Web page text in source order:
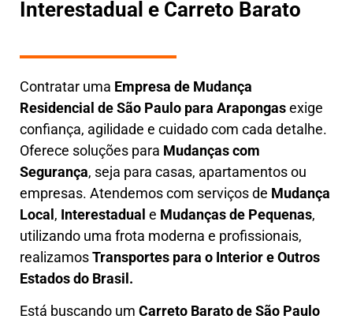
Interestadual e Carreto Barato
Contratar uma Empresa de Mudança
Residencial de São Paulo para Arapongasexige
confiança, agilidade e cuidado com cada detalhe.
Oferece soluções para Mudanças com
Segurança, seja para casas, apartamentos ou
empresas. Atendemos com serviços de Mudança
Local, Interestadual e Mudanças de Pequenas,
utilizando uma frota moderna e profissionais,
realizamosTransportes para o Interior e Outros
Estados do Brasil.
Está buscando um Carreto Baratode São Paulo